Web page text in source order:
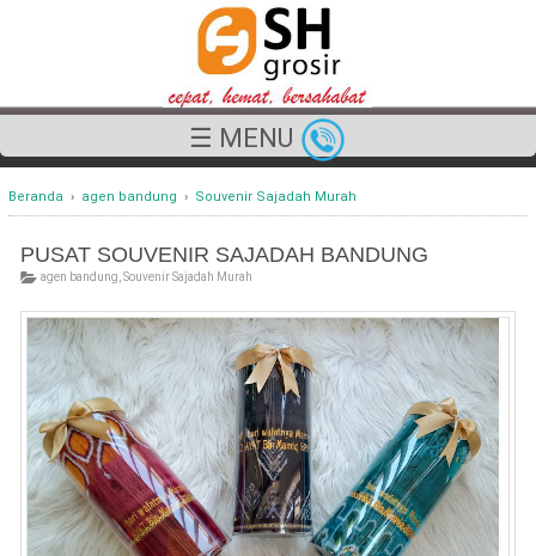
☰ MENU
Beranda › agen bandung › Souvenir Sajadah Murah
PUSAT SOUVENIR SAJADAH BANDUNG
agen bandung Souvenir Sajadah Murah